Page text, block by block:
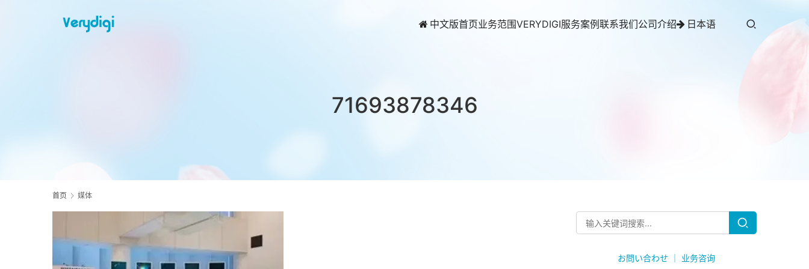
中文版首页业务范围VERYDIGI服务案例 联系我们公司介绍 日本语
71693878346
首页 媒体
お問い合わせ ｜ 业务咨询